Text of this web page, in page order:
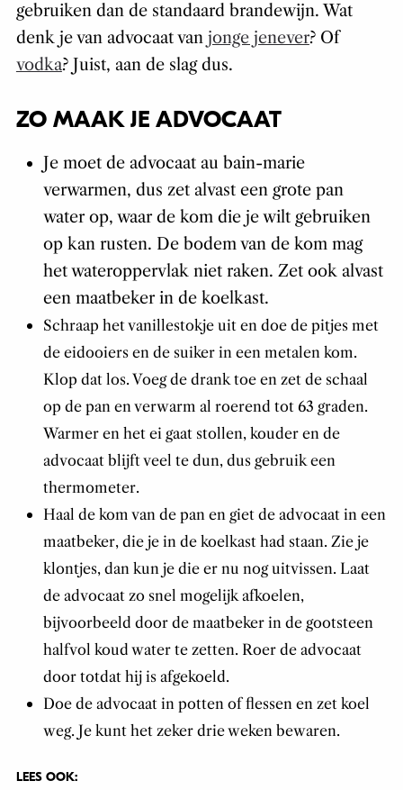
gebruiken dan de standaard brandewijn. Wat
denk je van advocaat van jonge jenever? Of
vodka? Juist, aan de slag dus.
ZO MAAK JE ADVOCAAT
Je moet de advocaat au bain-marie
verwarmen, dus zet alvast een grote pan
water op, waar de kom die je wilt gebruiken
op kan rusten. De bodem van de kom mag
het wateroppervlak niet raken. Zet ook alvast
een maatbeker in de koelkast.
Schraap het vanillestokje uit en doe de pitjes met
de eidooiers en de suiker in een metalen kom.
Klop dat los. Voeg de drank toe en zet de schaal
op de pan en verwarm al roerend tot 63 graden.
Warmer en het ei gaat stollen, kouder en de
advocaat blijft veel te dun, dus gebruik een
thermometer.
Haal de kom van de pan en giet de advocaat in een
maatbeker, die je in de koelkast had staan. Zie je
klontjes, dan kun je die er nu nog uitvissen. Laat
de advocaat zo snel mogelijk afkoelen,
bijvoorbeeld door de maatbeker in de gootsteen
halfvol koud water te zetten. Roer de advocaat
door totdat hij is afgekoeld.
Doe de advocaat in potten of flessen en zet koel
weg. Je kunt het zeker drie weken bewaren.
LEES OOK: